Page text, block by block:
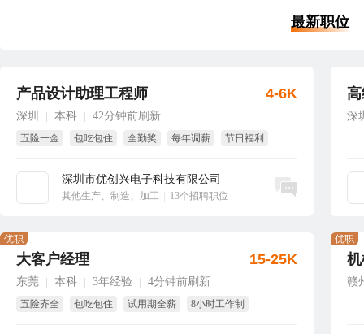
最新职位
产品设计助理工程师
深圳 本科 42分钟前刷新
五险一金 包吃包住 全勤奖 每年调薪
节日福利
深圳市优创兴电子科技有限公司
其他生产、制造、加工 13个招聘职位
4-6K
立即沟通
深
大客户经理
东莞 本科 3年经验 4分钟前刷新
五险齐全 包吃包住 试用期全薪 8小时工作制
优职
15-25K
赣
优职